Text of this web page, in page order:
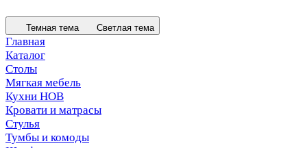
Темная тема Светлая тема
Главная
Каталог
Столы
Мягкая мебель
Кухни НОВ
Кровати и матрасы
Стулья
Тумбы и комоды